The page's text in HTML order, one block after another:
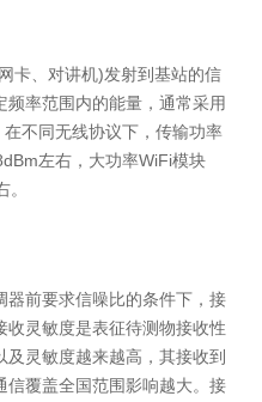
卡、对讲机)发射到基站的信
率范围内的能量，通常采用
不同无线协议下，传输功率
左右，大功率WiFi模块
器前要求信噪比的条件下，接
灵敏度是表征待测物接收性
灵敏度越来越高，其接收到
信覆盖全国范围影响越大。接